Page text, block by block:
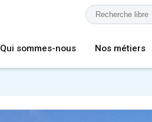
Qui sommes-nous Nos métiers